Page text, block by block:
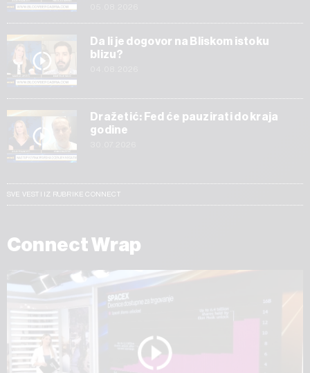
Da li je dogovor na Bliskom istoku
blizu?
Dražetić: Fed će pauzirati do kraja
godine
SVE VESTI IZ RUBRIKE CONNECT
Connect Wrap